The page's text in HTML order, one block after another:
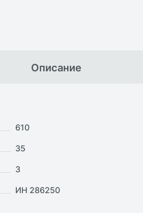
Описание
610
35
3
ИН 286250